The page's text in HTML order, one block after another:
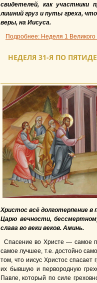
свидетелей, как участники
лишний груз и путы греха,
веры, на Иисуса.
Подробнее: Неделя 1
НЕДЕЛЯ 31-Я ПО
Христос всё долготерпение
Царю вечности,
слава во веки веков. Аминь.
Спасение во Христе — самое
самое лучшее, т.е. достойно
том, что иисус Христос спасает
их бывшую и первородную
Павле, который по силе